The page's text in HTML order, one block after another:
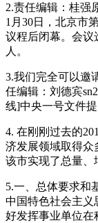
2.责任编辑：桂
1月30日，北
议程后闭幕。
人。
3.我们完全可以邀请
任编辑：刘德宾
线]中央一号文件提出
4. 在刚刚过去的
济发展领域取得众
该市实现了总量、
5.一、总体要求
中国特色社会主义思
好发挥事业单位在